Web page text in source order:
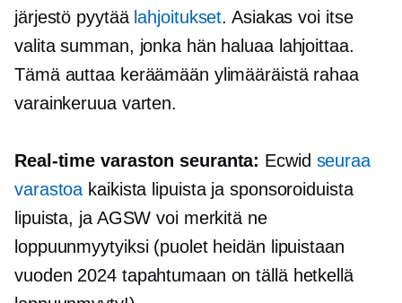
järjestö pyytää lahjoitukset. Asiakas voi itse
valita summan, jonka hän haluaa lahjoittaa.
Tämä auttaa keräämään ylimääräistä rahaa
varainkeruua varten.
Real-time varaston seuranta: Ecwid seuraa
varastoakaikista lipuista ja sponsoroiduista
lipuista, ja AGSW voi merkitä ne
loppuunmyytyiksi (puolet heidän lipuistaan ​​
vuoden 2024 tapahtumaan on tällä hetkellä